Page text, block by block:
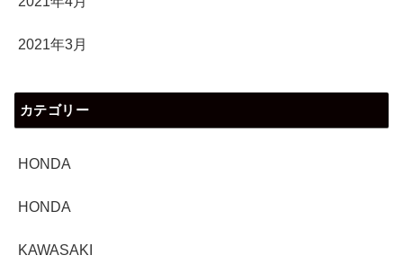
2021年3月
カテゴリー
HONDA
HONDA
KAWASAKI